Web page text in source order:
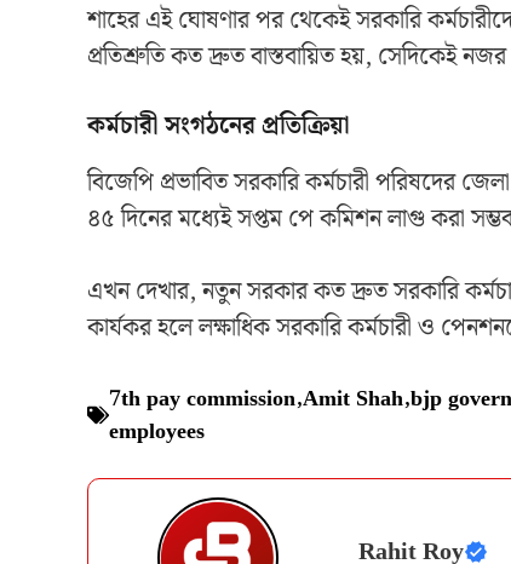
শাহের এই ঘোষণার পর থেকেই সরকারি
প্রতিশ্রুতি কত দ্রুত বাস্তবায়িত হয়, সেদিকেই
কর্মচারী সংগঠনের প্রতিক্রিয়া
বিজেপি প্রভাবিত সরকারি কর্মচারী পরিষদের
৪৫ দিনের মধ্যেই সপ্তম পে কমিশন লাগু করা
এখন দেখার, নতুন সরকার কত দ্রুত সরকারি
কার্যকর হলে লক্ষাধিক সরকারি কর্মচারী ও
7th pay commission,Amit Shah,bjp
employees
Rahit Roy